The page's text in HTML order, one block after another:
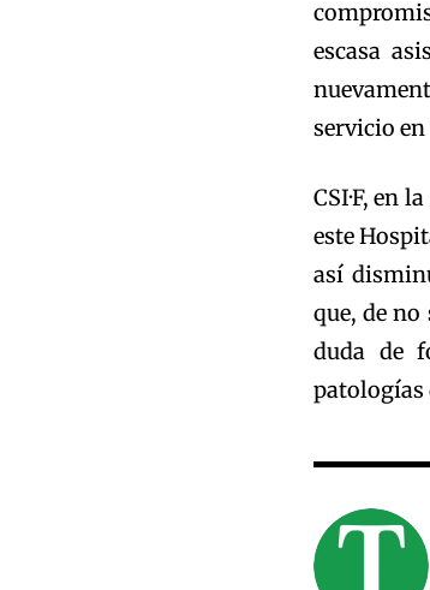
escasa
servicio
CSI·F, en
este
así
que, de
duda de
patologías